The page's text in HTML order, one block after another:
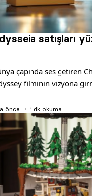
satışları
çapında ses getiren
filminin vizyona
önce 1 dk okuma